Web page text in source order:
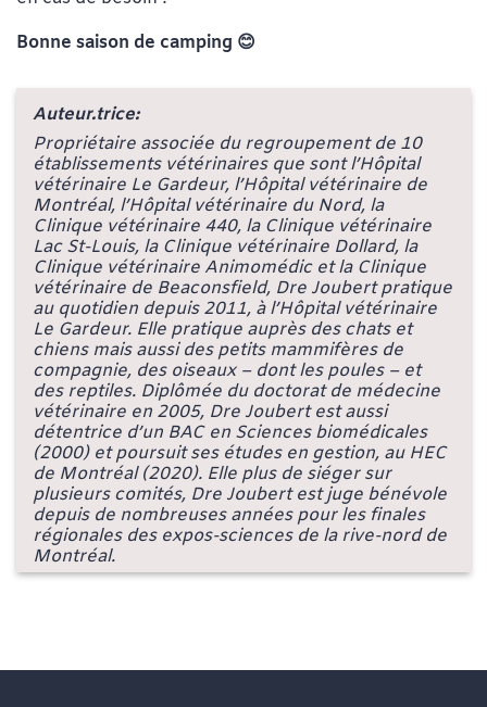
Bonne saison de camping 😊
Auteur.trice:
Propriétaire associée du regroupement de 10
établissements vétérinaires que sont l’Hôpital
vétérinaire Le Gardeur, l’Hôpital vétérinaire de
Montréal, l’Hôpital vétérinaire du Nord, la
Clinique vétérinaire 440, la Clinique vétérinaire
Lac St-Louis, la Clinique vétérinaire Dollard, la
Clinique vétérinaire Animomédic et la Clinique
vétérinaire de Beaconsfield, Dre Joubert pratique
au quotidien depuis 2011, à l’Hôpital vétérinaire
Le Gardeur. Elle pratique auprès des chats et
chiens mais aussi des petits mammifères de
compagnie, des oiseaux – dont les poules – et
des reptiles. Diplômée du doctorat de médecine
vétérinaire en 2005, Dre Joubert est aussi
détentrice d’un BAC en Sciences biomédicales
(2000) et poursuit ses études en gestion, au HEC
de Montréal (2020). Elle plus de siéger sur
plusieurs comités, Dre Joubert est juge bénévole
depuis de nombreuses années pour les finales
régionales des expos-sciences de la rive-nord de
Montréal.